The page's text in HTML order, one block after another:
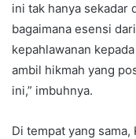
ini tak hanya sekadar
bagaimana esensi
kepahlawanan
ambil hikmah yang
ini,” imbuhnya.
Di tempat yang sama,